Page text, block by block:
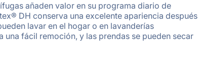
añaden valor en su programa diario de
DH conserva una excelente apariencia después
lavar en el hogar o en lavanderías
una fácil remoción, y las prendas se pueden secar